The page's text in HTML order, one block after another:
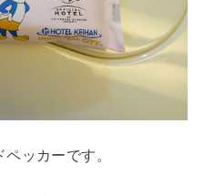
ッカーです。